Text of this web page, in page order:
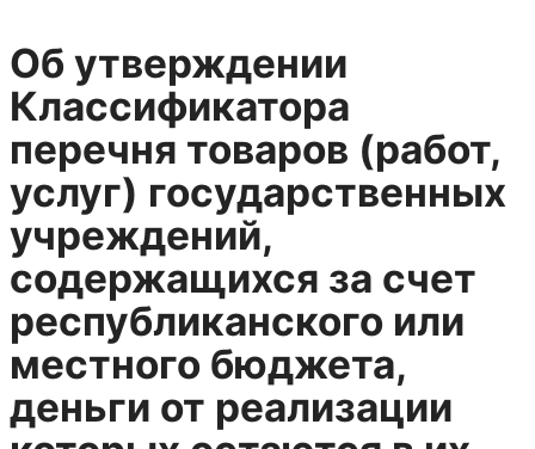
Об утверждении
Классификатора
перечня товаров (работ,
услуг) государственных
учреждений,
содержащихся за счет
республиканского или
местного бюджета,
деньги от реализации